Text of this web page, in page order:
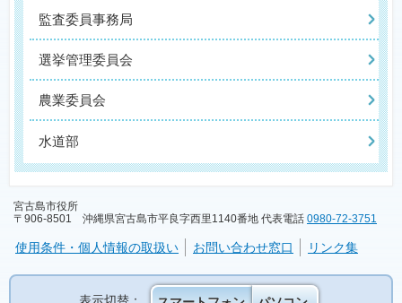
監査委員事務局
選挙管理委員会
農業委員会
水道部
宮古島市役所
〒906-8501 沖縄県宮古島市平良字西里1140番地 代表電話 0980-72-3751
使用条件・個人情報の取扱い お問い合わせ窓口 リンク集